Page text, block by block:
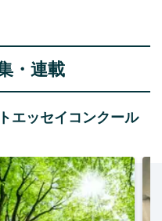
・連載
エッセイコンクール